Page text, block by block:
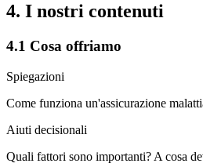
4. I nostri contenuti
4.1 Cosa offriamo
Spiegazioni
Come funziona un'assicurazione
Aiuti decisionali
Quali fattori sono importanti? A cosa